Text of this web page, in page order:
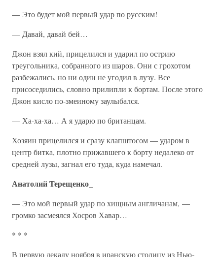
— Это будет мой первый удар по русским!
— Давай, давай бей…
Джон взял кий, прицелился и ударил по острию
треугольника, собранного из шаров. Они с грохотом
разбежались, но ни один не угодил в лузу. Все
присоседились, словно прилипли к бортам. После этого
Джон кисло по-змеиному заулыбался.
— Ха-ха-ха… А я ударю по британцам.
Хозяин прицелился и сразу клапштосом — ударом в
центр битка, плотно прижавшего к борту недалеко от
средней лузы, загнал его туда, куда намечал.
Анатолий Терещенко_
— Это мой первый удар по хищным англичанам, —
громко засмеялся Хосров Хавар…
* * *
В первую декаду ноября в иранскую столицу из Нью-